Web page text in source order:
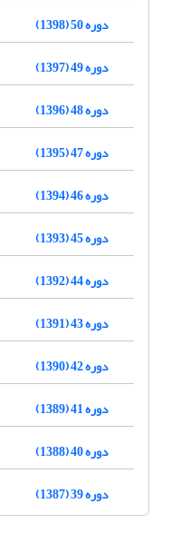
دوره 50 (1398)
دوره 49 (1397)
دوره 48 (1396)
دوره 47 (1395)
دوره 46 (1394)
دوره 45 (1393)
دوره 44 (1392)
دوره 43 (1391)
دوره 42 (1390)
دوره 41 (1389)
دوره 40 (1388)
دوره 39 (1387)